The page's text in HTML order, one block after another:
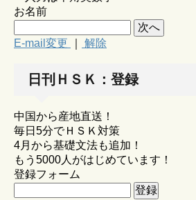
お名前
E-mail変更 解除
日刊ＨＳＫ：登録
中国から産地直送！
毎日5分でＨＳＫ対策
4月から基礎文法も追加！
もう5000人がはじめています！
登録フォーム